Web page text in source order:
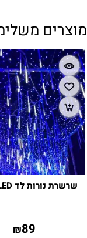
מוצרים
שרשרת נורות לד LED נטיפים
₪89